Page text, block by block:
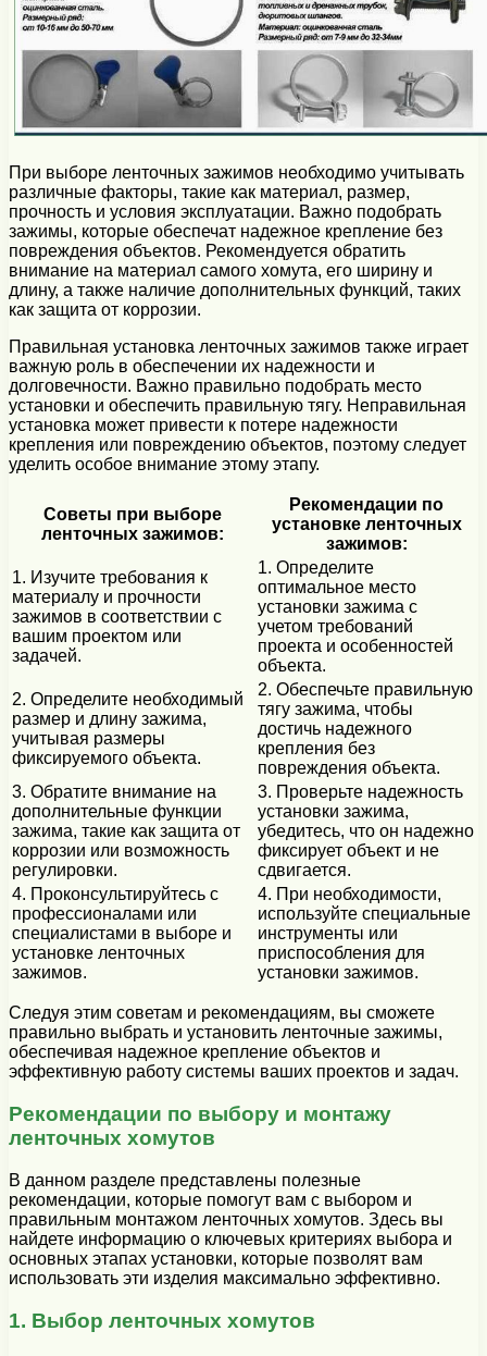
При выборе ленточных зажимов необходимо учитывать
различные факторы, такие как материал, размер,
прочность и условия эксплуатации. Важно подобрать
зажимы, которые обеспечат надежное крепление без
повреждения объектов. Рекомендуется обратить
внимание на материал самого хомута, его ширину и
длину, а также наличие дополнительных функций, таких
как защита от коррозии.
Правильная установка ленточных зажимов также играет
важную роль в обеспечении их надежности и
долговечности. Важно правильно подобрать место
установки и обеспечить правильную тягу. Неправильная
установка может привести к потере надежности
крепления или повреждению объектов, поэтому следует
уделить особое внимание этому этапу.
Советы при выборе
ленточных зажимов:
Рекомендации по
установке ленточных
зажимов:
1. Изучите требования к
материалу и прочности
зажимов в соответствии с
вашим проектом или
задачей.
1. Определите
оптимальное место
установки зажима с
учетом требований
проекта и особенностей
объекта.
2. Определите необходимый
размер и длину зажима,
учитывая размеры
фиксируемого объекта.
2. Обеспечьте правильную
тягу зажима, чтобы
достичь надежного
крепления без
повреждения объекта.
3. Обратите внимание на
дополнительные функции
зажима, такие как защита от
коррозии или возможность
регулировки.
3. Проверьте надежность
установки зажима,
убедитесь, что он надежно
фиксирует объект и не
сдвигается.
4. Проконсультируйтесь с
профессионалами или
специалистами в выборе и
установке ленточных
зажимов.
4. При необходимости,
используйте специальные
инструменты или
приспособления для
установки зажимов.
Следуя этим советам и рекомендациям, вы сможете
правильно выбрать и установить ленточные зажимы,
обеспечивая надежное крепление объектов и
эффективную работу системы ваших проектов и задач.
Рекомендации по выбору и монтажу
ленточных хомутов
В данном разделе представлены полезные
рекомендации, которые помогут вам с выбором и
правильным монтажом ленточных хомутов. Здесь вы
найдете информацию о ключевых критериях выбора и
основных этапах установки, которые позволят вам
использовать эти изделия максимально эффективно.
1. Выбор ленточных хомутов